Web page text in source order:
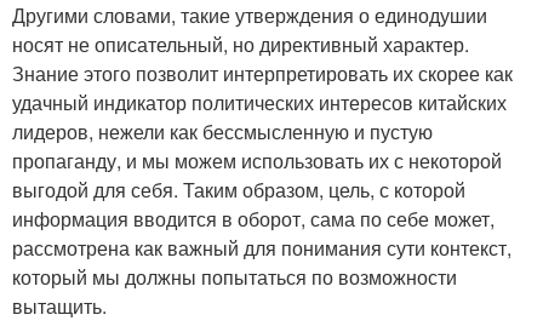
Другими словами, такие утверждения о единодушии
носят не описательный, но директивный характер.
Знание этого позволит интерпретировать их скорее как
удачный индикатор политических интересов китайских
лидеров, нежели как бессмысленную и пустую
пропаганду, и мы можем использовать их с некоторой
выгодой для себя. Таким образом, цель, с которой
информация вводится в оборот, сама по себе может,
рассмотрена как важный для понимания сути контекст,
который мы должны попытаться по возможности
вытащить.